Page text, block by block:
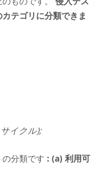
テゴリに分類できま
イクル);
分類です : (a) 利用可